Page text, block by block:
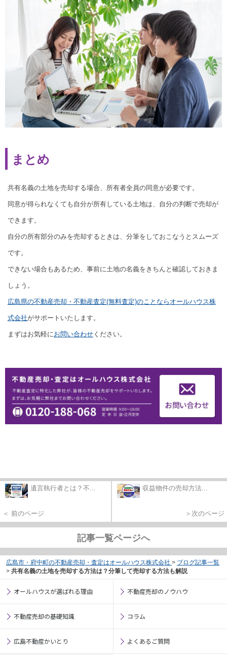
まとめ
共有名義の土地を売却する場合、所有者全員の同意が必要です。
同意が得られなくても自分が所有している土地は、自分の判断で売却が
できます。
自分の所有部分のみを売却するときは、分筆をしておこなうとスムーズ
です。
できない場合もあるため、事前に土地の名義をきちんと確認しておきま
しょう。
広島県の不動産売却・不動産査定(無料査定)のことならオールハウス株
式会社がサポートいたします。
まずはお気軽に お問い合わせ ください。
遺言執行者とは？不...
＜ 前のページ
収益物件の売却方法...
＞次のページ
記事一覧ページへ
広島市・府中町の不動産売却・査定はオールハウス株式会社 > ブログ記事一覧
> 共有名義の土地を売却する方法は？分筆して売却する方法も解説
オールハウスが選ばれる理由 不動産売却のノウハウ
不動産売却の基礎知識 コラム
広島不動産かいとり よくあるご質問